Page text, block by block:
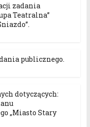
zadania
Teatralna”
publicznego.
dotyczących:
„Miasto Stary